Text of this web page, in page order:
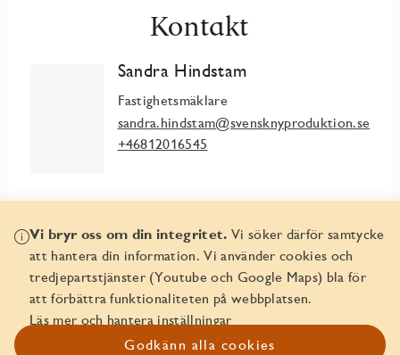
Kontakt
Sandra Hindstam
Fastighetsmäklare
sandra.hindstam@svensknyproduktion.se
+46812016545
Mer info
Fakta & planlösningar
Bankerbjudande
Vi bryr oss om din integritet. Vi söker därför samtycke
att hantera din information. Vi använder cookies och
tredjepartstjänster (Youtube och Google Maps) bla för
att förbättra funktionaliteten på webbplatsen.
Läs mer och hantera inställningar
Godkänn alla cookies